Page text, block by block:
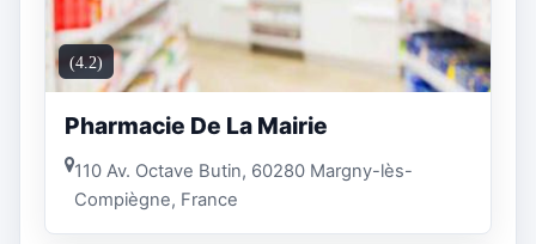
(4.2)
Pharmacie De La Mairie
110 Av. Octave Butin, 60280 Margny-lès-
Compiègne, France